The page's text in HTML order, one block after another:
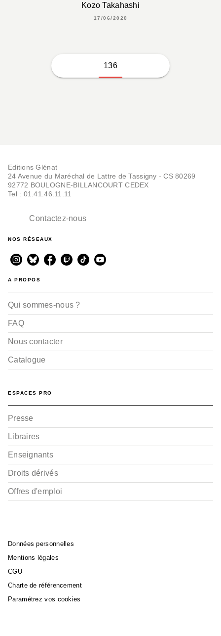
Kozo Takahashi
17/06/2020
136
Editions Glénat
24 Avenue du Maréchal de Lattre de Tassigny - CS 80269
92772 BOULOGNE-BILLANCOURT CEDEX
Tel : 01.41.46.11.11
Contactez-nous
NOS RÉSEAUX
A PROPOS
Qui sommes-nous ?
FAQ
Nous contacter
Catalogue
ESPACES PRO
Presse
Libraires
Enseignants
Droits dérivés
Offres d'emploi
Données personnelles
Mentions légales
CGU
Charte de référencement
Paramétrez vos cookies